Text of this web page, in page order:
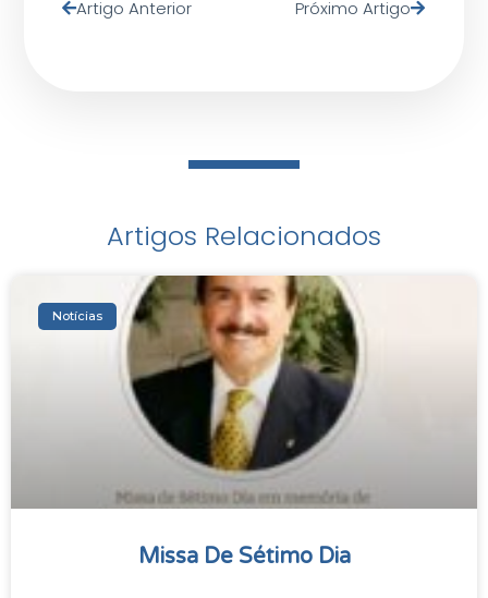
Artigo Anterior Próximo Artigo
Artigos Relacionados
Notícias
Missa De Sétimo Dia